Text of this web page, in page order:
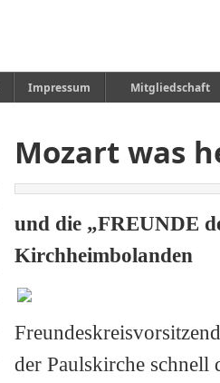
Impressum Mitgliedschaft
Mozart was
und die „FREUNDE
Kirchheimbolanden
der Paulskirche schnell